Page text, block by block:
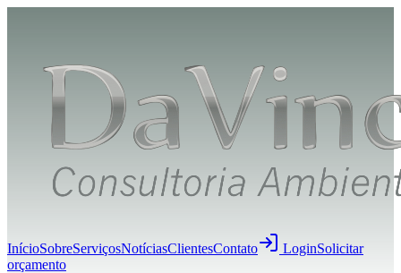
InícioSobreServiçosNotíciasClientesContato LoginSolicitar
orçamento